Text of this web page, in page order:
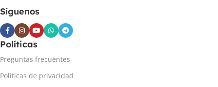
Síguenos
Políticas
Preguntas frecuentes
Políticas de privacidad